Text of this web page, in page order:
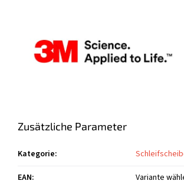
Zusätzliche Parameter
Kategorie:
EAN:
Variante